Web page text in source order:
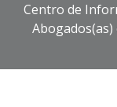
Centro de
Abogados(as)